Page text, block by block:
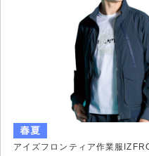
アイズフロンティア作業服